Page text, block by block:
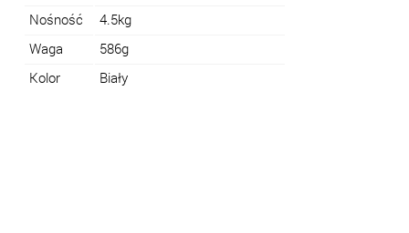
Nośność
4.5kg
Waga
586g
Kolor
Biały